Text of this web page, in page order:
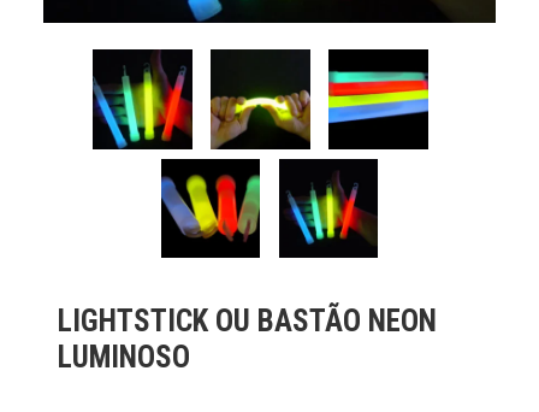
LIGHTSTICK OU BASTÃO NEON
LUMINOSO